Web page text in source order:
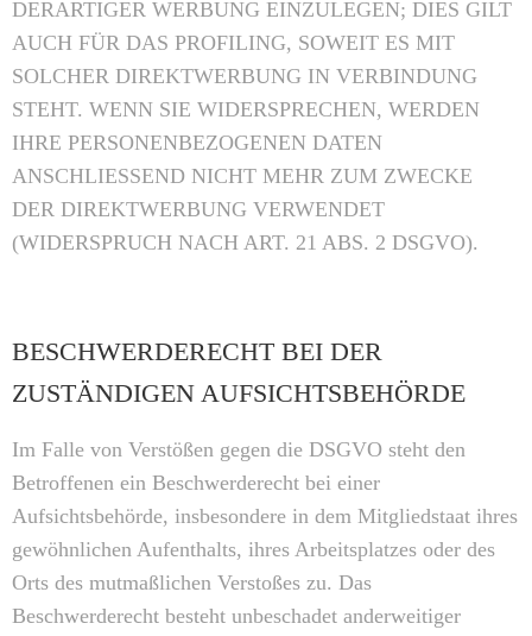
DERARTIGER WERBUNG EINZULEGEN; DIES GILT
AUCH FÜR DAS PROFILING, SOWEIT ES MIT
SOLCHER DIREKTWERBUNG IN VERBINDUNG
STEHT. WENN SIE WIDERSPRECHEN, WERDEN
IHRE PERSONENBEZOGENEN DATEN
ANSCHLIESSEND NICHT MEHR ZUM ZWECKE
DER DIREKTWERBUNG VERWENDET
(WIDERSPRUCH NACH ART. 21 ABS. 2 DSGVO).
BESCHWERDERECHT BEI DER
ZUSTÄNDIGEN AUFSICHTSBEHÖRDE
Im Falle von Verstößen gegen die DSGVO steht den
Betroffenen ein Beschwerderecht bei einer
Aufsichtsbehörde, insbesondere in dem Mitgliedstaat ihres
gewöhnlichen Aufenthalts, ihres Arbeitsplatzes oder des
Orts des mutmaßlichen Verstoßes zu. Das
Beschwerderecht besteht unbeschadet anderweitiger